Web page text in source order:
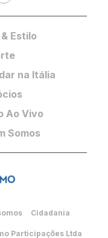
Estilo
na Itália
Ao Vivo
Somos
Cidadania
Participações Ltda